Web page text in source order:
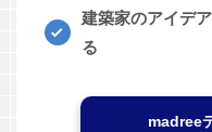
建築家のアイデ
る
madree